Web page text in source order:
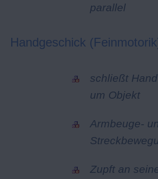
parallel
Handgeschick
schließt Hand
um Objekt
Armbeuge-
Zupft an